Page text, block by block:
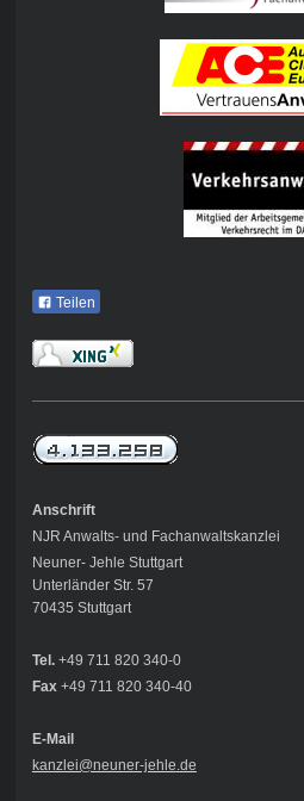
Teilen
Anschrift
NJR Anwalts- und Fachanwaltskanzlei
Neuner- Jehle Stuttgart
Unterländer Str. 57
70435 Stuttgart
Tel.+49 711 820 340-0
Fax+49 711 820 340-40
E-Mail
kanzlei@neuner-jehle .de